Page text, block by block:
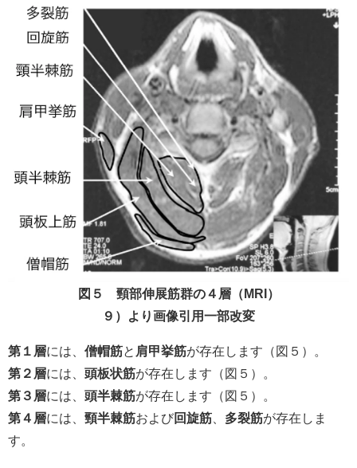
図５ 頸部伸展筋群の４層（MRI）
９）より画像引用一部改変
第１層には、 僧帽筋と 肩甲挙筋が存在します（図５）。
第２層には、 頭板状筋が存在します（図５）。
第３層には、 頭半棘筋が存在します（図５）。
第４層には、 頸半棘筋および回旋筋 多裂筋が存在しま
す。